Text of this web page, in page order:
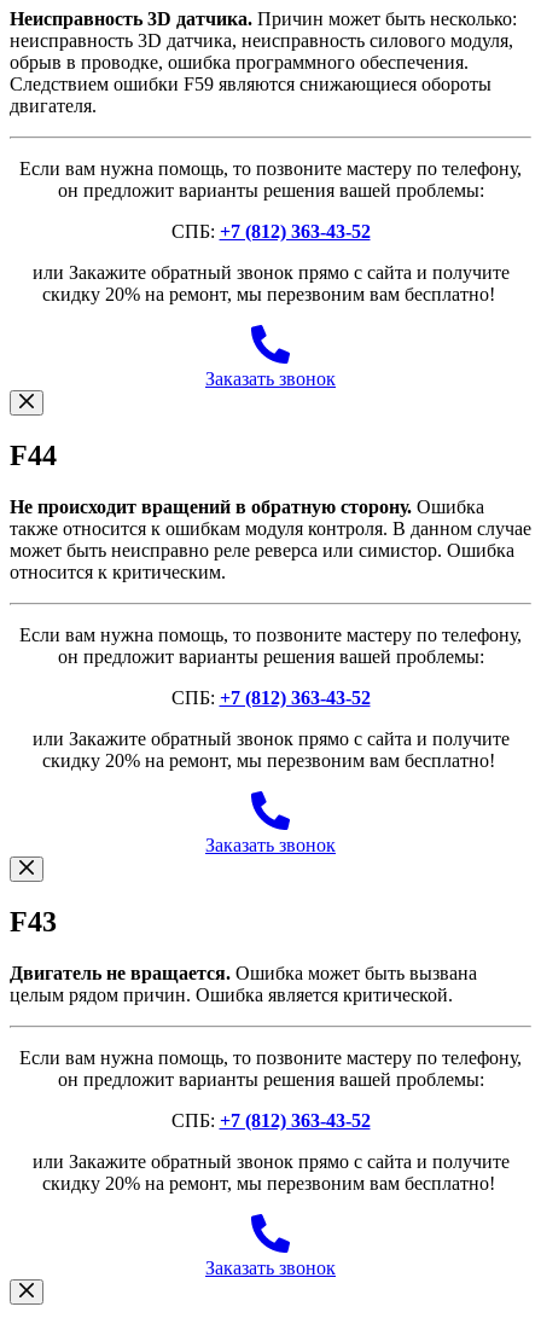
Неисправность 3D датчика. Причин может быть несколько:
неисправность 3D датчика, неисправность силового модуля,
обрыв в проводке, ошибка программного обеспечения.
Следствием ошибки F59 являются снижающиеся обороты
двигателя.
Если вам нужна помощь, то позвоните мастеру по телефону,
он предложит варианты решения вашей проблемы:
СПБ: +7 (812) 363-43-52
или Закажите обратный звонок прямо с сайта и получите
скидку 20% на ремонт, мы перезвоним вам бесплатно!
Заказать звонок
F44
Не происходит вращений в обратную сторону. Ошибка
также относится к ошибкам модуля контроля. В данном случае
может быть неисправно реле реверса или симистор. Ошибка
относится к критическим.
Если вам нужна помощь, то позвоните мастеру по телефону,
он предложит варианты решения вашей проблемы:
СПБ: +7 (812) 363-43-52
или Закажите обратный звонок прямо с сайта и получите
скидку 20% на ремонт, мы перезвоним вам бесплатно!
Заказать звонок
F43
Двигатель не вращается. Ошибка может быть вызвана
целым рядом причин. Ошибка является критической.
Если вам нужна помощь, то позвоните мастеру по телефону,
он предложит варианты решения вашей проблемы:
СПБ: +7 (812) 363-43-52
или Закажите обратный звонок прямо с сайта и получите
скидку 20% на ремонт, мы перезвоним вам бесплатно!
Заказать звонок